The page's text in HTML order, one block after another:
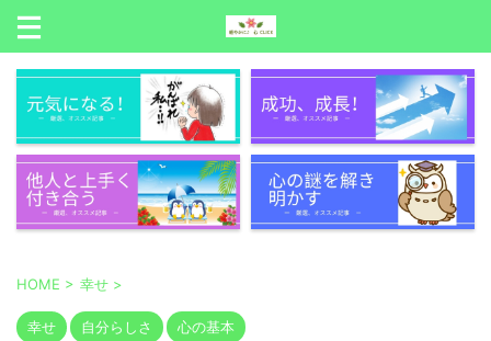
HOME > 幸せ >
幸せ 自分らしさ 心の基本